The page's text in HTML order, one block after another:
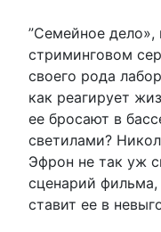
”Семейное
стриминговом
своего рода
как реагирует
ее бросают в
светилами?
Эфрон не так уж
сценарий
ставит ее в